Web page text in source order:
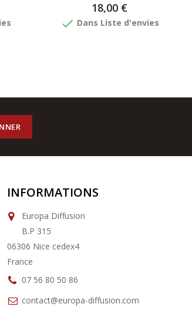
18,00 €
done Dans Liste d'envies
INFORMATIONS
Europa Diffusion
B.P 315
06306 Nice cedex4
France
07 56 80 50 86
contact@europa-diffusion.com